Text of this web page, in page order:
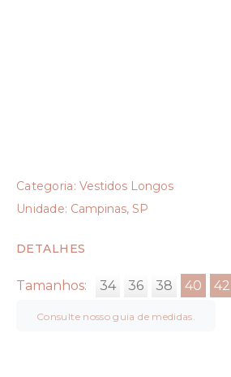
Categoria: Vestidos Longos
Unidade: Campinas, SP
DETALHES
Tamanhos: 34 36 38 40 42
Consulte nosso guia de medidas.